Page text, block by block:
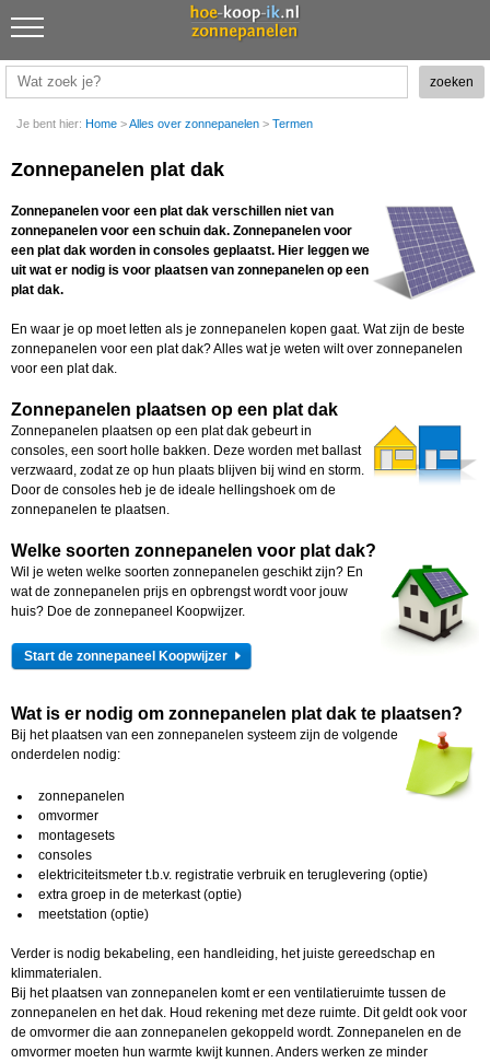
Je bent hier: Home >Alles over zonnepanelen > Termen
Zonnepanelen plat dak
Zonnepanelen voor een plat dak verschillen niet van
zonnepanelen voor een schuin dak. Zonnepanelen voor
een plat dak worden in consoles geplaatst. Hier leggen we
uit wat er nodig is voor plaatsen van zonnepanelen op een
plat dak.
En waar je op moet letten als je zonnepanelen kopen gaat. Wat zijn de beste
zonnepanelen voor een plat dak? Alles wat je weten wilt over zonnepanelen
voor een plat dak.
Zonnepanelen plaatsen op een plat dak
Zonnepanelen plaatsen op een plat dak gebeurt in
consoles, een soort holle bakken. Deze worden met ballast
verzwaard, zodat ze op hun plaats blijven bij wind en storm.
Door de consoles heb je de ideale hellingshoek om de
zonnepanelen te plaatsen.
Welke soorten zonnepanelen voor plat dak?
Wil je weten welke soorten zonnepanelen geschikt zijn? En
wat de zonnepanelen prijs en opbrengst wordt voor jouw
huis? Doe de zonnepaneel Koopwijzer.
Start de zonnepaneel Koopwijzer
Wat is er nodig om zonnepanelen plat dak te plaatsen?
Bij het plaatsen van een zonnepanelen systeem zijn de volgende
onderdelen nodig:
zonnepanelen
omvormer
montagesets
consoles
elektriciteitsmeter t.b.v. registratie verbruik en teruglevering (optie)
extra groep in de meterkast (optie)
meetstation (optie)
Verder is nodig bekabeling, een handleiding, het juiste gereedschap en
klimmaterialen.
Bij het plaatsen van zonnepanelen komt er een ventilatieruimte tussen de
zonnepanelen en het dak. Houd rekening met deze ruimte. Dit geldt ook voor
de omvormer die aan zonnepanelen gekoppeld wordt. Zonnepanelen en de
omvormer moeten hun warmte kwijt kunnen. Anders werken ze minder